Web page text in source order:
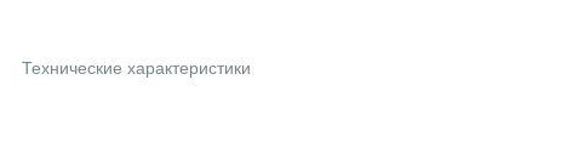
Технические характеристики